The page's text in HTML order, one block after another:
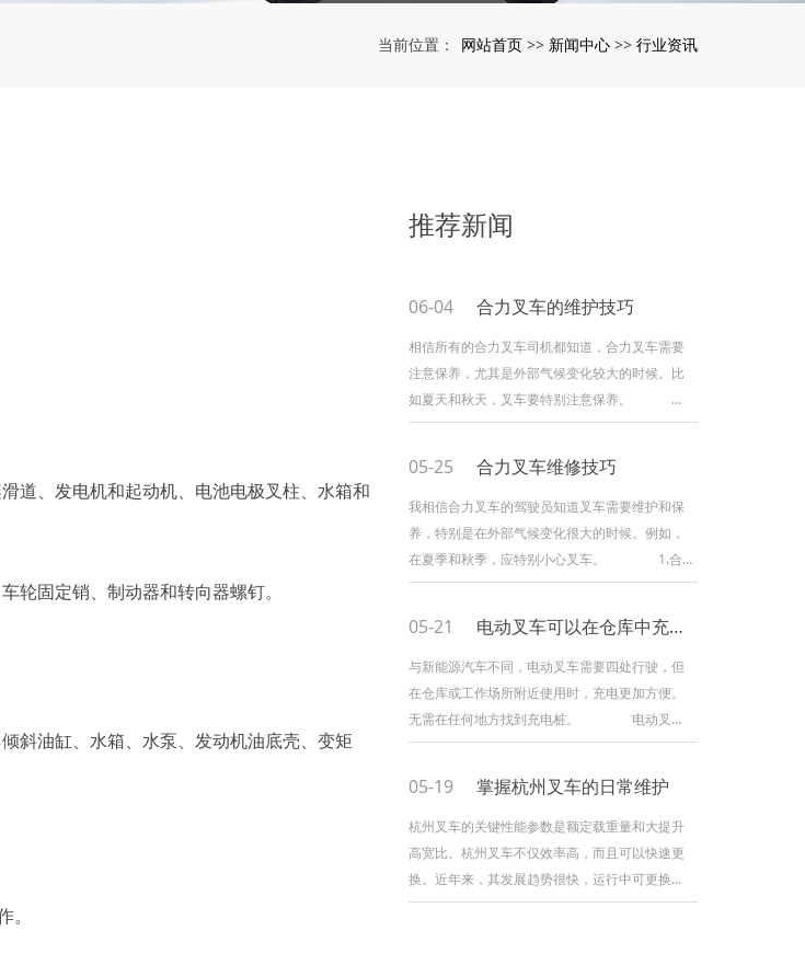
当前位置： 网站首页 >> 新闻中心 >> 行业资讯
、发电机和起动机、电池电极叉柱、水箱和
固定销、制动器和转向器螺钉。
油缸、水箱、水泵、发动机油底壳、变矩
推荐新闻
06-04 合力叉车的维护技巧
相信所有的合力叉车司机都知道，合力叉车需要
注意保养，尤其是外部气候变化较大的时候。比
如夏天和秋天，叉车要特别注意保养。
一、合力叉车车辆外部维护: 夏秋两季，
果车身有划痕，很容易受潮生锈。因此，如果合
力叉车外部有划痕，应及时进行油漆处理，以避
免划痕受潮生锈。因为我们无法控制天气，雨水
腐蚀，阳光直射等。会对叉车产生影响，所以做
好合力叉车
05-25 合力叉车维修技巧
我相信合力叉车的驾驶员知道叉车需要维护和保
养，特别是在外部气候变化很大的时候。例如，
在夏季和秋季，应特别小心叉车。 1.合
力叉车的外部维护： 在夏季和秋季，清
很潮湿。如果身体被刮擦，很容易受潮和生锈。
因此，一旦合力叉车的外部出现刮痕，应及时进
行喷涂，以免刮痕部位受潮和生锈。由于我们无
法控制天气，雨水腐蚀，直射阳光等会影响叉
车，因此
05-21 电动叉车可以在仓库中充电吗？
与新能源汽车不同，电动叉车需要四处行驶，但
在仓库或工作场所附近使用时，充电更加方便。
无需在任何地方找到充电桩。 电动叉车
充电通常不适合在仓库中进行实际操作，建议在
地域限制您被迫在仓库中进行实际的充电操作，
则应严格按照消防法规和电力安全管理体系执行
充电操作，并且需要指派专职人员进行维护它可
以防止事故发生。以上仅供参考。您不应该冒险
进行安全
05-19 掌握杭州叉车的日常维护
杭州叉车的关键性能参数是额定载重量和大提升
高宽比。杭州叉车不仅效率高，而且可以快速更
换。近年来，其发展趋势很快，运行中可更换的
设备有30多种。例如，更换侧夹设备可以转移汽